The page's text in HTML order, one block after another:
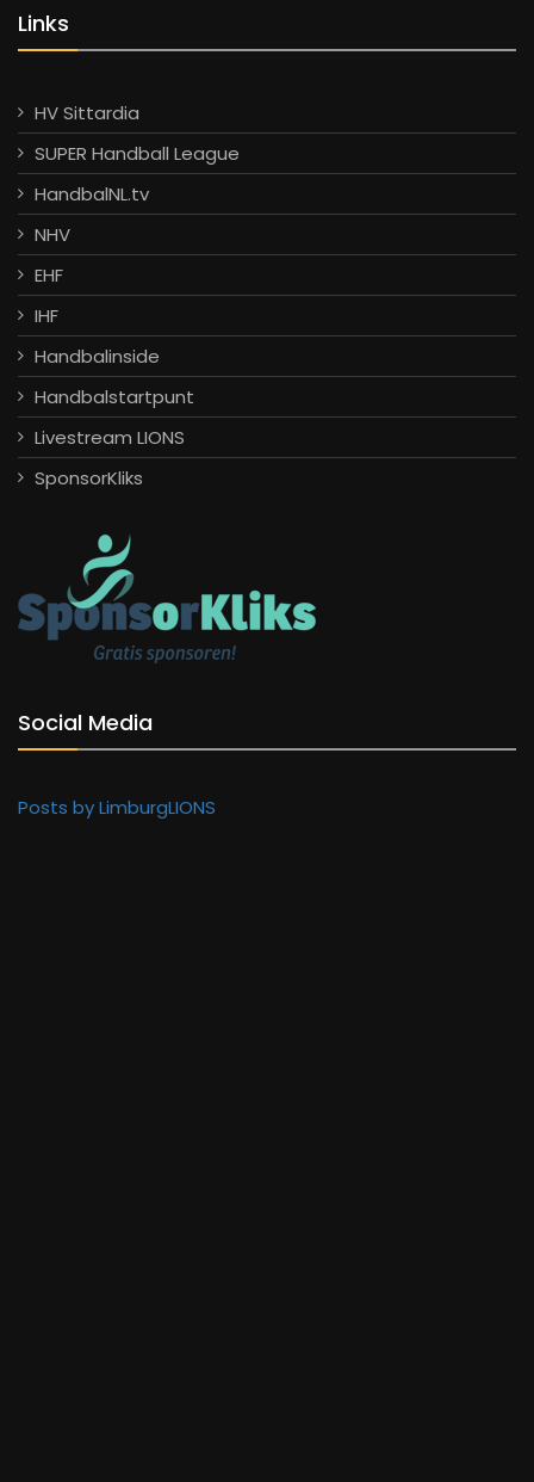
Links
HV Sittardia
SUPER Handball League
HandbalNL.tv
NHV
EHF
IHF
Handbalinside
Handbalstartpunt
Livestream LIONS
SponsorKliks
Social Media
Posts by LimburgLIONS